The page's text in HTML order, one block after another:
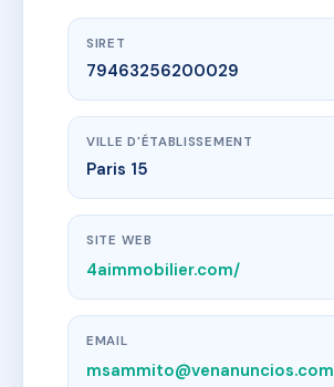
SIRET
79463256200029
VILLE D'ÉTABLISSEMENT
Paris 15
SITE WEB
4aimmobilier.com/
EMAIL
msammito@venanuncios.com